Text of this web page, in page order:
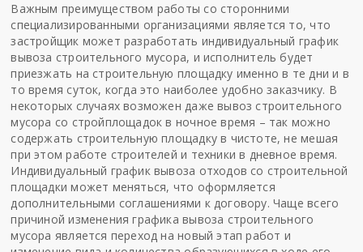
Важным преимуществом работы со сторонними
специализированными организациями является то, что
застройщик может разработать индивидуальный график
вывоза строительного мусора, и исполнитель будет
приезжать на строительную площадку именно в те дни и в
то время суток, когда это наиболее удобно заказчику. В
некоторых случаях возможен даже вывоз строительного
мусора со стройплощадок в ночное время – так можно
содержать строительную площадку в чистоте, не мешая
при этом работе строителей и техники в дневное время.
Индивидуальный график вывоза отходов со строительной
площадки может меняться, что оформляется
дополнительными соглашениями к договору. Чаще всего
причиной изменения графика вывоза строительного
мусора является переход на новый этап работ и